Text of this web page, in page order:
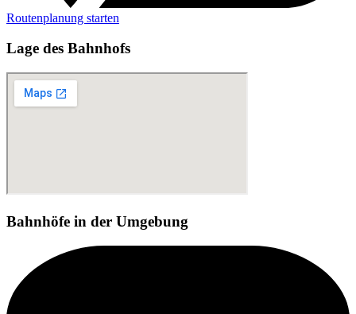
Routenplanung starten
Lage des Bahnhofs
Bahnhöfe in der Umgebung